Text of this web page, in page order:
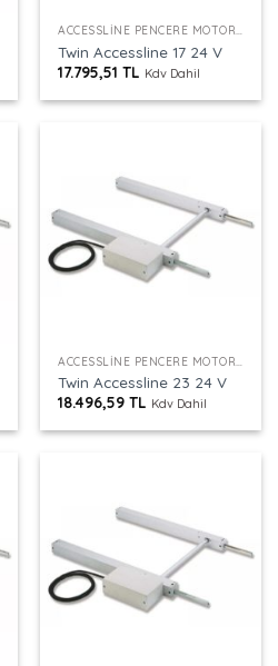
ACCESSLINE PENCERE MOTORU
Twin Accessline 17 24 V
17.795,51TL Kdv Dahil
ACCESSLINE PENCERE MOTORU
Twin Accessline 23 24 V
18.496,59TL Kdv Dahil